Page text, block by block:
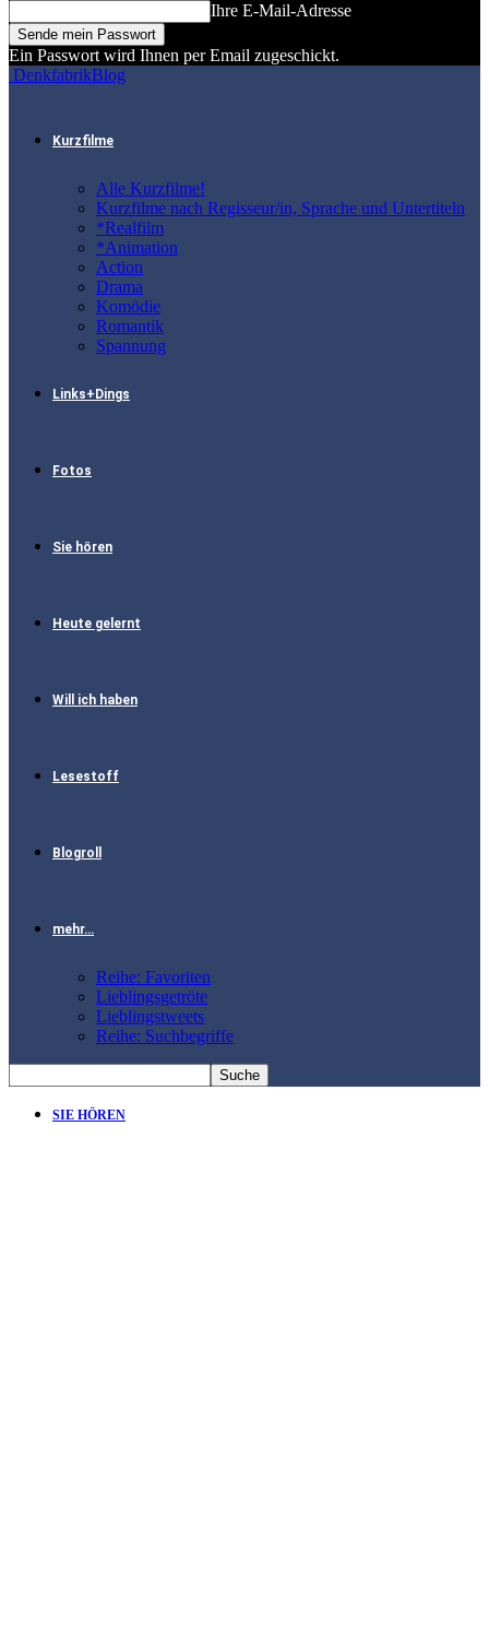
Ihre E-Mail-Adresse
Ein Passwort wird Ihnen per Email zugeschickt.
DenkfabrikBlog
Kurzfilme
Alle Kurzfilme!
Kurzfilme nach Regisseur/in, Sprache und Untertiteln
*Realfilm
*Animation
Action
Drama
Komödie
Romantik
Spannung
Links+Dings
Fotos
Sie hören
Heute gelernt
Will ich haben
Lesestoff
Blogroll
mehr…
Reihe: Favoriten
Lieblingsgetröte
Lieblingstweets
Reihe: Suchbegriffe
SIE HÖREN